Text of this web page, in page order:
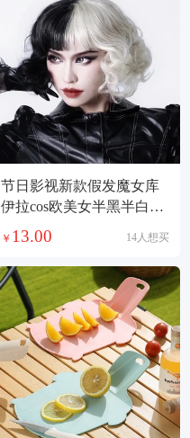
节日影视新款假发魔女库
伊拉cos欧美女半黑半白短
卷头套工厂现货
￥ 13.00 14人想买